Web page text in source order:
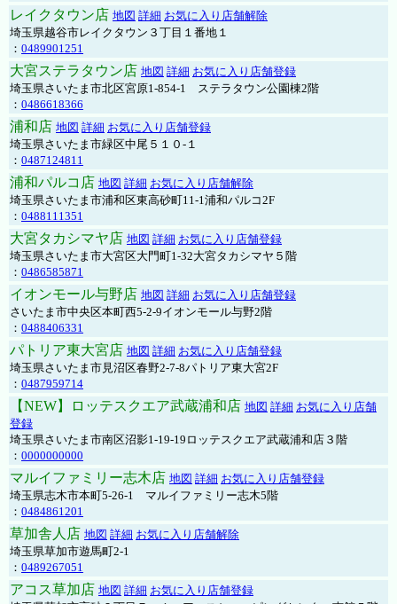
レイクタウン店 地図 詳細 お気に入り店舗解除
埼玉県越谷市レイクタウン３丁目１番地１
： 0489901251
大宮ステラタウン店 地図 詳細 お気に入り店舗登録
埼玉県さいたま市北区宮原1-854-1 ステラタウン公園棟2階
： 0486618366
浦和店 地図 詳細 お気に入り店舗登録
埼玉県さいたま市緑区中尾５１０-１
： 0487124811
浦和パルコ店 地図 詳細 お気に入り店舗解除
埼玉県さいたま市浦和区東高砂町11-1浦和パルコ2F
： 0488111351
大宮タカシマヤ店 地図 詳細 お気に入り店舗登録
埼玉県さいたま市大宮区大門町1-32大宮タカシマヤ５階
： 0486585871
イオンモール与野店 地図 詳細 お気に入り店舗登録
さいたま市中央区本町西5-2-9イオンモール与野2階
： 0488406331
パトリア東大宮店 地図 詳細 お気に入り店舗登録
埼玉県さいたま市見沼区春野2-7-8パトリア東大宮2F
： 0487959714
【NEW】ロッテスクエア武蔵浦和店 地図 詳細 お気に入り店舗
登録
埼玉県さいたま市南区沼影1-19-19ロッテスクエア武蔵浦和店３階
： 0000000000
マルイファミリー志木店 地図 詳細 お気に入り店舗登録
埼玉県志木市本町5-26-1 マルイファミリー志木5階
： 0484861201
草加舎人店 地図 詳細 お気に入り店舗解除
埼玉県草加市遊馬町2-1
： 0489267051
アコス草加店 地図 詳細 お気に入り店舗登録